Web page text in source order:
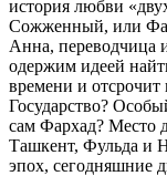
история любви
Сожженный, или
Анна,
одержим идеей
времени и отсрочит
Государство?
сам Фархад? Место
Ташкент, Фульда и
эпох, сегодняшние